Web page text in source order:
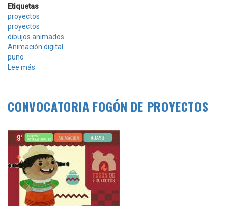
Etiquetas
proyectos
proyectos
dibujos animados
Animación digital
puno
Lee más
PROYECTOS!
CONVOCATORIA FOGÓN DE PROYECTOS